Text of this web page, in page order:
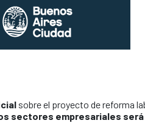
sobre el proyecto de reforma
sectores empresariales será